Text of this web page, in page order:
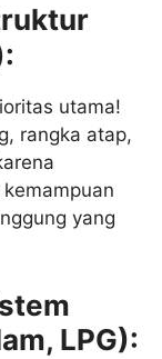
utama!
rangka atap,
yang
LPG):